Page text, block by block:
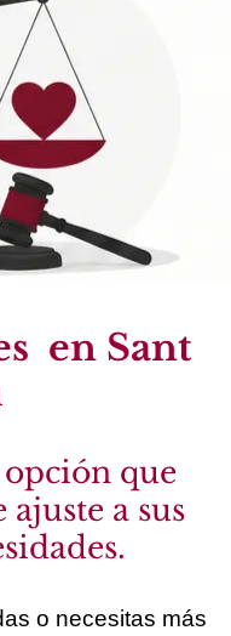
en Sant
que
ajuste a sus
o necesitas más